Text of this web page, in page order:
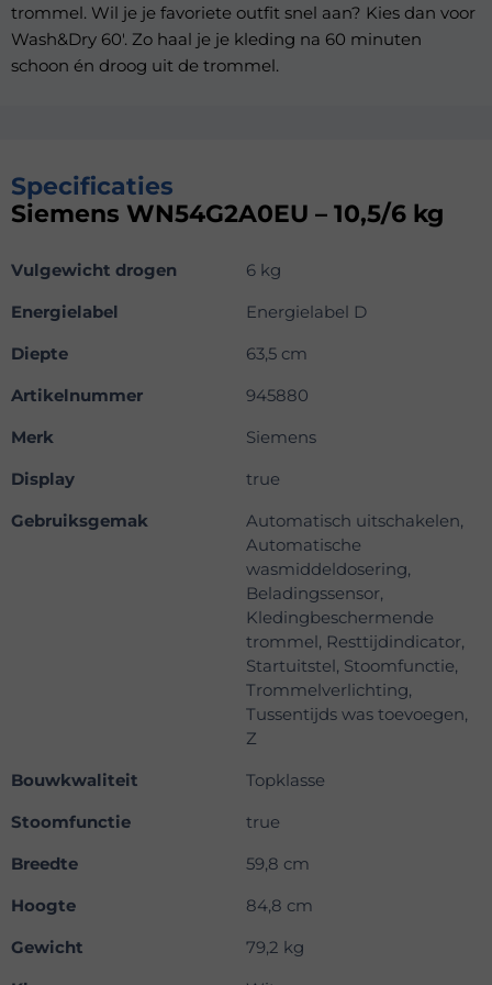
trommel. Wil je je favoriete outfit snel aan? Kies dan voor
Wash&Dry 60'. Zo haal je je kleding na 60 minuten
schoon én droog uit de trommel.
Specificaties
Siemens WN54G2A0EU – 10,5/6 kg
Vulgewicht drogen
6 kg
Energielabel
Energielabel D
Diepte
63,5 cm
Artikelnummer
945880
Merk
Siemens
Display
true
Gebruiksgemak
Automatisch uitschakelen,
Automatische
wasmiddeldosering,
Beladingssensor,
Kledingbeschermende
trommel, Resttijdindicator,
Startuitstel, Stoomfunctie,
Trommelverlichting,
Tussentijds was toevoegen,
Z
Bouwkwaliteit
Topklasse
Stoomfunctie
true
Breedte
59,8 cm
Hoogte
84,8 cm
Gewicht
79,2 kg